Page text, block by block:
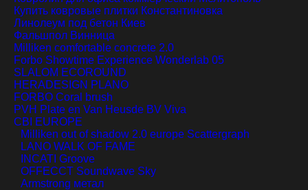
Купить ковровые плитки Константиновка
Линолеум под бетон Киев
Фальшпол Винница
Milliken comfortable concrete 2.0
Forbo Showtime Experience Wonderlab 05
SLALOM ECOROUND
HERADESIGN PLANO
FORBO Coral brush
PVH Plate en Van Heusde BV Viva
CBI EUROPE
Milliken out of shadow 2.0 europe Scattergraph
LANO WALK OF FAME
INCATI Groove
OFFECCT Soundwave Sky
Armstrong метал